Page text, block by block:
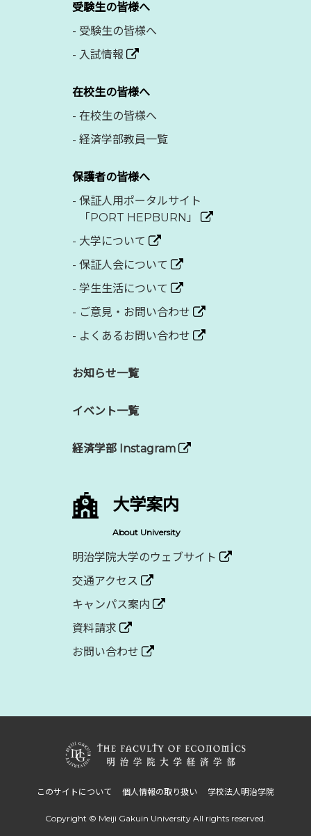
受験生の皆様へ
- 受験生の皆様へ
- 入試情報
在校生の皆様へ
- 在校生の皆様へ
- 経済学部教員一覧
保護者の皆様へ
- 保証人用ポータルサイト
「PORT HEPBURN」
- 大学について
- 保証人会について
- 学生生活について
- ご意見・お問い合わせ
- よくあるお問い合わせ
お知らせ一覧
イベント一覧
経済学部 Instagram
大学案内
About University
明治学院大学のウェブサイト
交通アクセス
キャンパス案内
資料請求
お問い合わせ
このサイトについて 個人情報の取り扱い 学校法人明治学院
Copyright © Meiji Gakuin University All rights reserved.